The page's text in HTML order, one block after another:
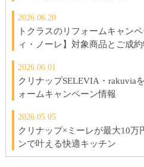
2026.06.20
トクラスのリフォームキャン
ィ・ノーレ】対象商品とご成
2026.06.01
クリナップSELEVIA・rakuvia
ォームキャンペーン情報
2026.05.05
クリナップ×ミーレが最大10万
ンで叶える快適キッチン